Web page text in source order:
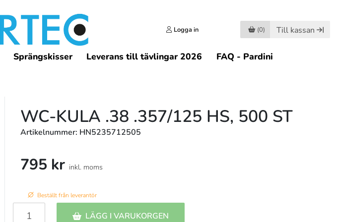
Logga in (0) Till kassan
Sprängskisser Leverans till tävlingar 2026 FAQ - Pardini
WC-KULA .38 .357/125 HS, 500 ST
Artikelnummer: HN5235712505
795 kr inkl. moms
Beställt från leverantör
LÄGG I VARUKORGEN